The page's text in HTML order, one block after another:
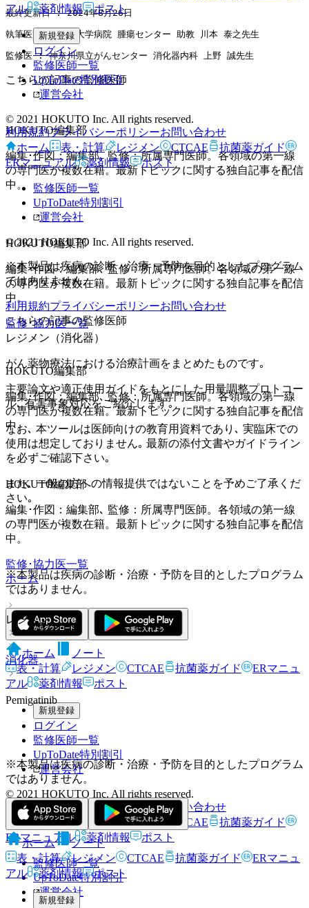
アル
薬剤情報 ポスト
新規登録
ログイン
監修医師一覧
UpToDate特別割引
運営会社
© 2021 HOKUTO Inc. All rights reserved.
利用規約プライバシーポリシーお問い合わせ
ホーム
表・計算 レジメン CTCAE
抗菌薬ガイド
ERマニュアル
薬剤情報 ポスト
監修医師一覧
UpToDate特別割引
運営会社
© 2021 HOKUTO Inc. All rights reserved.
※本製品は疾病の診断・治療・予防を目的としたプログラム
ではありません。
利用規約プライバシーポリシーお問い合わせ
こちらの記事の監修医師
HOKUTO編集部
編集･作図：編集部､ 監修：所属専門医師。各領域の第一線
の専門医が複数在籍。最新トピックに関する独自記事を配信
中。
HOKUTO編集部
編集･作図：編集部､ 監修：所属専門医師。各領域の第一線
の専門医が複数在籍。最新トピックに関する独自記事を配信
中。
監修･協力医一覧
ホーム
レジメン
消化器
Pemigatinib
※本製品は疾病の診断・治療・予防を目的としたプログラム
ではありません。
ホーム
ノート
表・計算
レジメン CTCAE 抗菌薬ガイド
ERマニュ
アル
薬剤情報 ポスト
新規登録
最終更新日 : 2024年8月26日
執筆医 : 北海道大学病院 腫瘍センター 助教 川本 泰之先生
監修医 : 神奈川県立がんセンター 消化器内科 上野 誠先生
こちらの記事の監修医師
HOKUTO編集部
編集･作図：編集部､ 監修：所属専門医師。各領域の第一線
の専門医が複数在籍。最新トピックに関する独自記事を配信
中。
HOKUTO編集部
編集･作図：編集部､ 監修：所属専門医師。各領域の第一線
の専門医が複数在籍。最新トピックに関する独自記事を配信
中。
監修･協力医一覧
レジメン（消化器）
がん薬物療法における治療計画をまとめたものです｡
主要論文や適正使用ガイドをもとにした用量調整プロトコー
ル､ 有害事象対応をご紹介します｡
なお､ 本ツールは医師向けの教育用資料であり､ 実臨床での
使用は想定しておりません｡ 最新の添付文書やガイドライン
を必ずご確認下さい｡
また､ 一般の方への情報提供ではないことを予めご了承くだ
さい｡
※本製品は疾病の診断・治療・予防を目的としたプログラム
ではありません。
ホーム
ノート
表・計算
レジメン CTCAE 抗菌薬ガイド
ERマニュ
アル
薬剤情報 ポスト
新規登録
ログイン
監修医師一覧
UpToDate特別割引
運営会社
© 2021 HOKUTO Inc. All rights reserved.
利用規約プライバシーポリシーお問い合わせ
ホーム
表・計算 レジメン CTCAE
抗菌薬ガイド
ERマニュアル
薬剤情報 ポスト
監修医師一覧
UpToDate特別割引
運営会社